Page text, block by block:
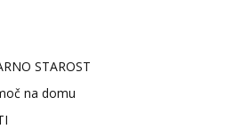
STAROST
na domu